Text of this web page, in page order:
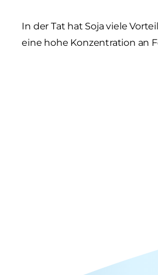
In der Tat hat Soja viele
eine hohe Konzentration an